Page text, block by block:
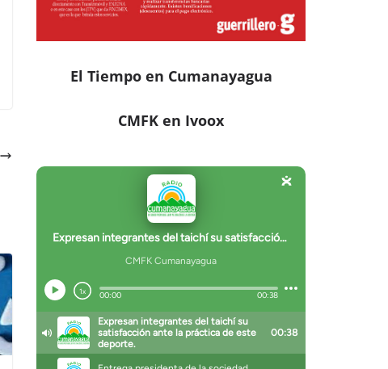
El Tiempo en Cumanayagua
CMFK en Ivoox